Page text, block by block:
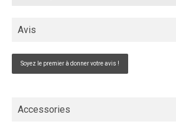
Avis
Soyez le premier à donner votre avis !
Accessories